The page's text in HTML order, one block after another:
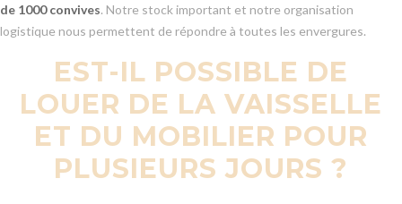
de 1000 convives. Notre stock important et notre organisation
logistique nous permettent de répondre à toutes les envergures.
EST-IL POSSIBLE DE
LOUER DE LA VAISSELLE
ET DU MOBILIER POUR
PLUSIEURS JOURS ?